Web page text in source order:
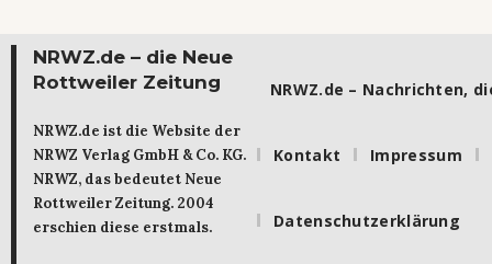
NRWZ.de – die Neue
Rottweiler Zeitung
NRWZ.de ist die Website der
NRWZ Verlag GmbH & Co. KG.
NRWZ, das bedeutet Neue
Rottweiler Zeitung. 2004
erschien diese erstmals.
NRWZ.de – Nachrichten,
Kontakt Impressum
Datenschutzerklärung